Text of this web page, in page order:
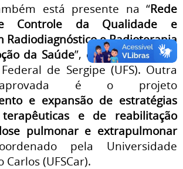
está presente na “Rede
Controle da Qualidade e
Radiodiagnóstico e Radioterapia
da Saúde”, coordenada pela
de Sergipe (UFS). Outra
é o projeto
e expansão de estratégias
terapêuticas e de reabilitação
pulmonar e extrapulmonar
pela Universidade
Carlos (UFSCar).